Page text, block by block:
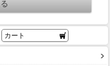
ーション
カート